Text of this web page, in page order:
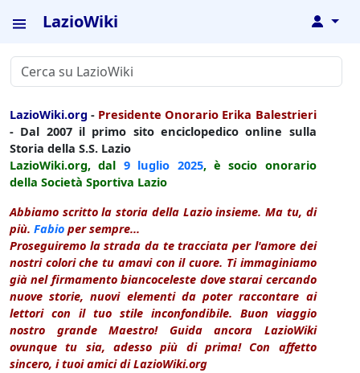
LazioWiki ↓
LazioWiki.org - Presidente Onorario Erika Balestrieri
- Dal 2007 il primo sito enciclopedico online sulla
Storia della S.S. Lazio
LazioWiki.org, dal 9 luglio 2025, è socio onorario
della Società Sportiva Lazio
Abbiamo scritto la storia della Lazio insieme. Ma tu, di
più. Fabio per sempre...
Proseguiremo la strada da te tracciata per l'amore dei
nostri colori che tu amavi con il cuore. Ti immaginiamo
già nel firmamento biancoceleste dove starai cercando
nuove storie, nuovi elementi da poter raccontare ai
lettori con il tuo stile inconfondibile. Buon viaggio
nostro grande Maestro! Guida ancora LazioWiki
ovunque tu sia, adesso più di prima! Con affetto
sincero, i tuoi amici di LazioWiki.org